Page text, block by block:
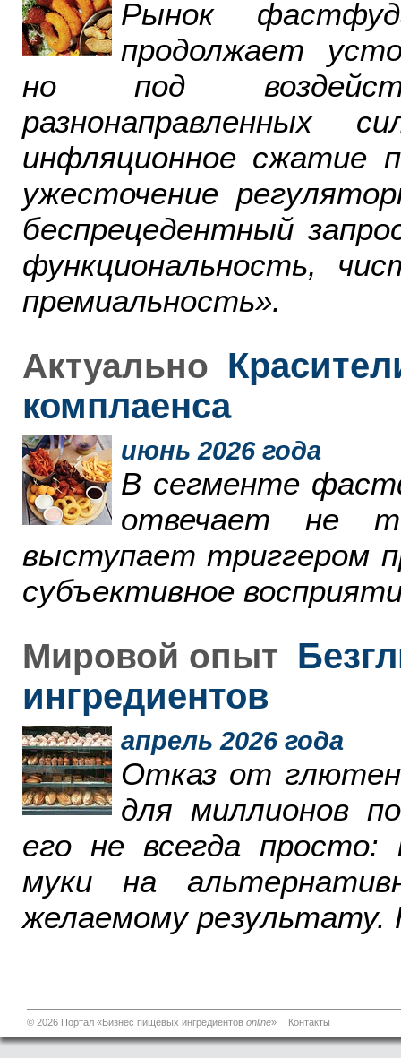
Рынок
продолжает
но под
инфляционное сжатие
ужесточение
беспрецедентный
функциональность,
премиальность».
Актуально
комплаенса
июнь 2026 года
В сегменте
отвечает не
выступает триггером
субъективное
Мировой опыт
ингредиентов
апрель 2026 года
Отказ от
для миллионов
его не всегда просто:
муки на
желаемому результату.
© 2026 Портал «Бизнес пищевых ингредиентов online» Контакты